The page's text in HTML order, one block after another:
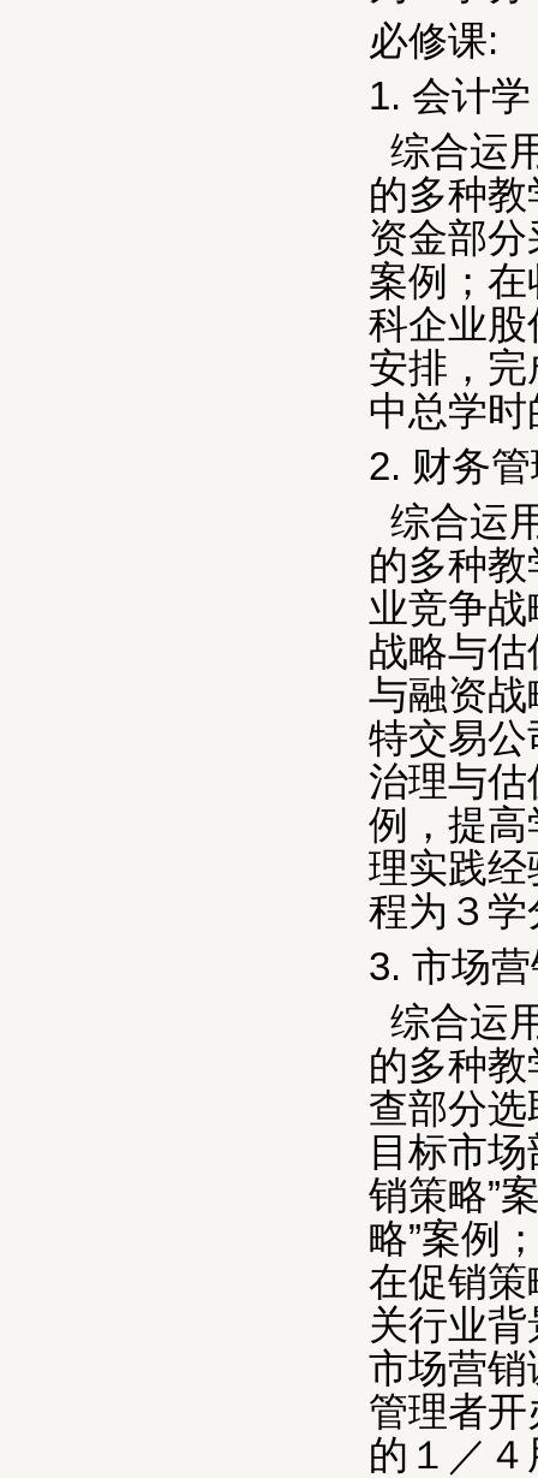
必修课:
1. 会计学
综合运
的多种
资金部
案例；
科企业
安排，
中总学
2. 财务
综合运
的多种
业竞争
战略与估
与融资战
特交易公
治理与估
例，提
理实践
程为３
3. 市场
综合运
的多种
查部分选
目标市
销策略”
略”案例
在促销策
关行业
市场营
管理者
的１／